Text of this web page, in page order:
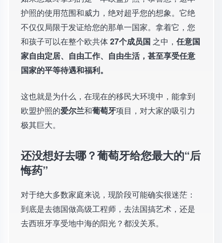
护照的使用范围和威力，绝对超乎您的想象。它绝
不仅仅局限于发证给您的那单一国家。拿着它，您
和孩子可以在整个欧共体27个成员国 之中， 任意国
家自由定居、自由工作、自由生活，甚至享受任意
国家的平等待遇和福利。
这也就是为什么，在现在的移民大环境中，能拿到
欧盟护照的爱尔兰和葡萄牙项目，对大家的吸引力
极其巨大。
还没想好去哪？葡萄牙给您最大的“后
悔药”
对于绝大多数家庭来说，现阶段可能确实很迷茫：
到底是去德国做高级工程师，去法国搞艺术，还是
去西班牙享受地中海的阳光？都没关系。